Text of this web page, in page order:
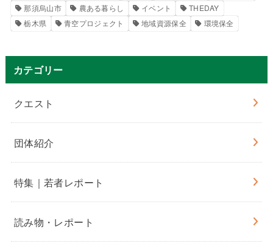
那須烏山市
農ある暮らし イベント
THEDAY
栃木県
青空プロジェクト 地域資源保全 環境保全
カテゴリー
クエスト
団体紹介
特集｜若者レポート
読み物・レポート